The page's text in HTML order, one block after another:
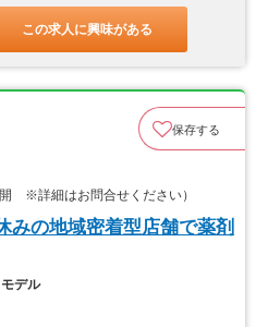
この求人に興味がある
保存する
※詳細はお問合せください）
みの地域密着型店舗で薬剤
デル